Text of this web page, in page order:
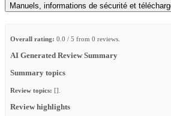
Manuels, informations de sécurité et
Overall rating: 0.0 / 5 from 0 reviews.
AI Generated Review Summary
Summary topics
Review topics: [].
Review highlights